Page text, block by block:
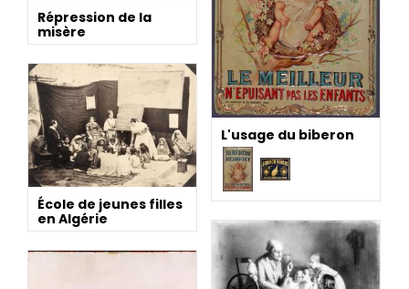
Répression de la
misère
L'usage du biberon
École de jeunes filles
en Algérie